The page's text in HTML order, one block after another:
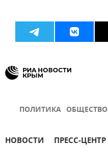
ПОЛИТИКА ОБЩЕСТВО
НОВОСТИ ПРЕСС-ЦЕНТР